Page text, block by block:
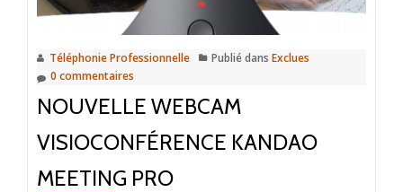
Téléphonie Professionnelle Publié dans Exclues
0 commentaires
NOUVELLE WEBCAM
VISIOCONFÉRENCE KANDAO
MEETING PRO